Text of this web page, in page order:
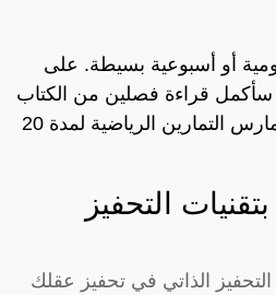
أو أسبوعية بسيطة. على
سأكمل قراءة فصلين من الكتاب
الذي أقرؤه" أو "سأمارس التمارين الرياضية لمدة 20
التحفيز
الذاتي في تحفيز عقلك